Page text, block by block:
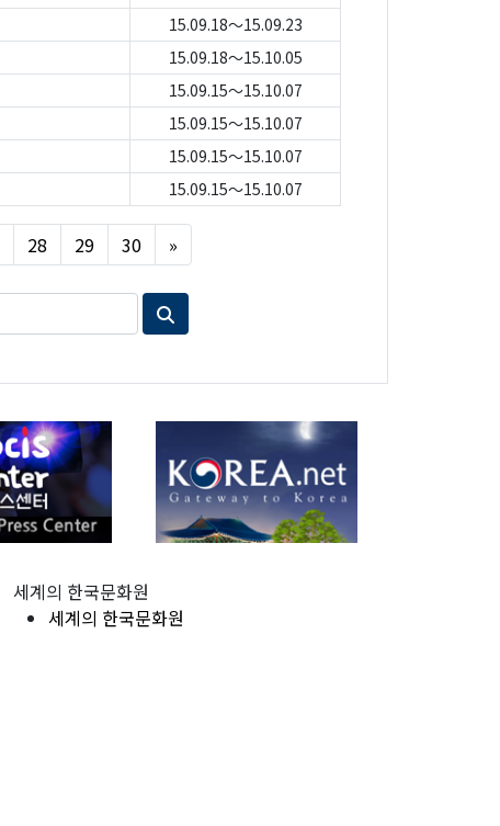
15.09.18～15.09.23
15.09.18～15.10.05
15.09.15～15.10.07
15.09.15～15.10.07
15.09.15～15.10.07
15.09.15～15.10.07
28 29 30 »
세계의 한국문화원
세계의 한국문화원